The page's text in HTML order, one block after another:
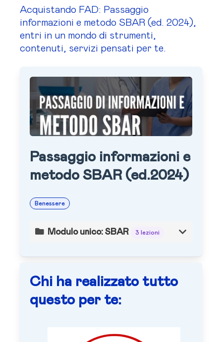
Acquistando FAD: Passaggio
informazioni e metodo SBAR (ed. 2024),
entri in un mondo di strumenti,
contenuti, servizi pensati per te.
Passaggio informazioni e
metodo SBAR (ed.2024)
Benessere
Modulo unico: SBAR 3 lezioni
Chi ha realizzato tutto
questo per te: